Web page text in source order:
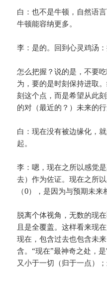
白：也不是牛顿，自然语
牛顿能容纳更多。
李：是的。回到心灵鸡汤：
怎么把握？说的是，不要
为，要的是时刻保持进取
刻这个点，而是希望从此
的对（最近的？）未来的
白：现在没有被边缘化，
起。
李：嗯，现在之所以感觉
去）作为佐证。现在之所
（0），是因为与预期未来
脱离个体视角，无数的现
且是全覆盖。这样看来现
现在，包含过去也包含未
含。“现在”最神奇之处，
又小于一切（归于一点）；